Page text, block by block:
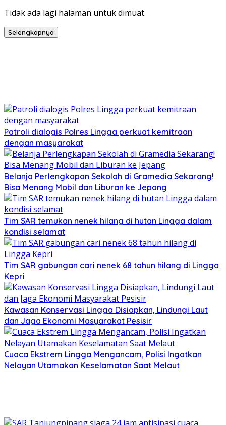
Tidak ada lagi halaman untuk dimuat.
Selengkapnya
Patroli dialogis Polres Lingga perkuat kemitraan
dengan masyarakat
Belanja Perlengkapan Sekolah di Gramedia Sekarang!
Bisa Menang Mobil dan Liburan ke Jepang
Tim SAR temukan nenek hilang di hutan Lingga dalam
kondisi selamat
Tim SAR gabungan cari nenek 68 tahun hilang di Lingga
Kepri
Kawasan Konservasi Lingga Disiapkan, Lindungi Laut
dan Jaga Ekonomi Masyarakat Pesisir
Cuaca Ekstrem Lingga Mengancam, Polisi Ingatkan
Nelayan Utamakan Keselamatan Saat Melaut